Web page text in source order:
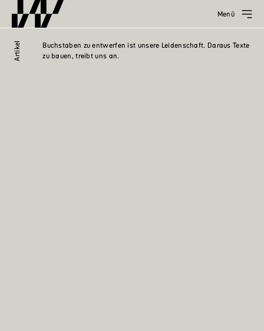
Menü
Artikel
Buchstaben zu entwerfen ist unsere Leidenschaft. Daraus Texte
zu bauen, treibt uns an.